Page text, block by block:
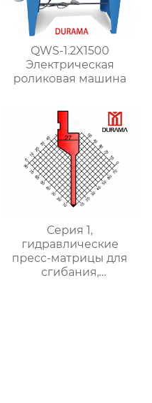
QWS-1.2X1500
Электрическая
роликовая машина
Серия 1,
гидравлические
пресс-матрицы для
сгибания,